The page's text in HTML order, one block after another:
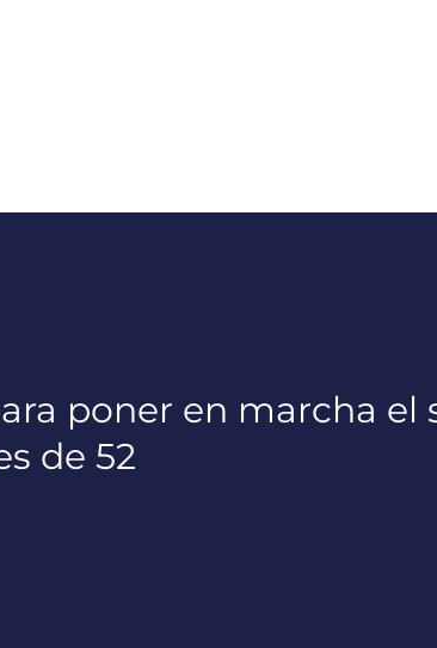
poner en marcha el
de 52